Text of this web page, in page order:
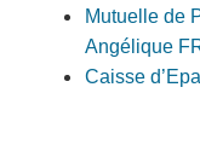
Mutuelle de
Angélique
Caisse